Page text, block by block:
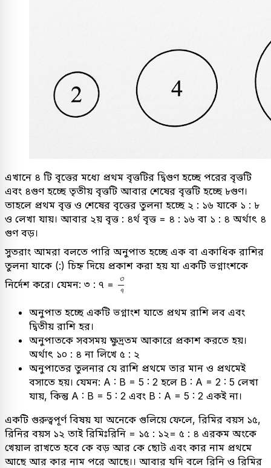
এখানে ৪ টি বৃত্তের মধ্যে প্রথম বৃত্তটির দ্বিগুণ হচ্ছে পরের বৃত্তটি
এবং ৪গুণ হচ্ছে তৃতীয় বৃত্তটি আবার শেষের বৃত্তটি হচ্ছে ৮গুণ।
তাহলে প্রথম বৃত্ত ও শেষের বৃত্তের তুলনা হচ্ছে ২ : ১৬ যাকে ১ : ৮
ও লেখা যায়। আবার ২য় বৃত্ত : ৪র্থ বৃত্ত = ৪ : ১৬ বা ১ : ৪ অর্থাৎ ৪
গুণ বড়।
সুতরাং আমরা বলতে পারি অনুপাত হচ্ছে এক বা একাধিক রাশির
তুলনা যাকে (:) চিহ্ন দিয়ে প্রকাশ করা হয় যা একটি ভগ্নাংশকে
নির্দেশ করে। যেমন: ৩ : ৭ =
৩
৭
৩৭
অনুপাত হচ্ছে একটি ভগ্নাংশ যাতে প্রথম রাশি লব এবং
দ্বিতীয় রাশি হর।
অনুপাতকে সবসময় ক্ষুদ্রতম আকারে প্রকাশ করতে হয়।
অর্থাৎ ১০ : ৪ না লিখে ৫ : ২
অনুপাতের তুলনার যে রাশি প্রথমে তার মান ও প্রথমেই
বসাতে হয়। যেমন: A : B = 5 : 2 হলে B : A = 2 : 5 লেখা
যায়, কিন্তু A : B = 5 : 2 এবং B : A = 5 : 2 একই না।
একটি গুরুত্বপূর্ণ বিষয় যা অনেকে গুলিয়ে ফেলে, রিমির বয়স ১৫,
রিনির বয়স ১২ তাই রিমিঃরিনি = ১৫ : ১২= ৫ : ৪ এরকম অংকে
খেয়াল রাখতে হবে কে বড় আর কে ছোট এবং কার নাম প্রথমে
আছে আর কার নাম পরে আছে।। আবার যদি বলে রিনি ও রিমির